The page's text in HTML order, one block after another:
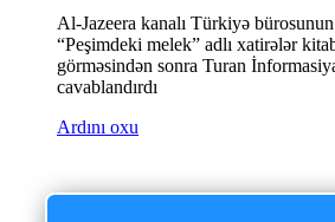
Al-Jazeera kanalı Türkiyə bürosunun
“Peşimdeki melek” adlı xatirələr
görməsindən sonra Turan
cavablandırdı
Ardını oxu